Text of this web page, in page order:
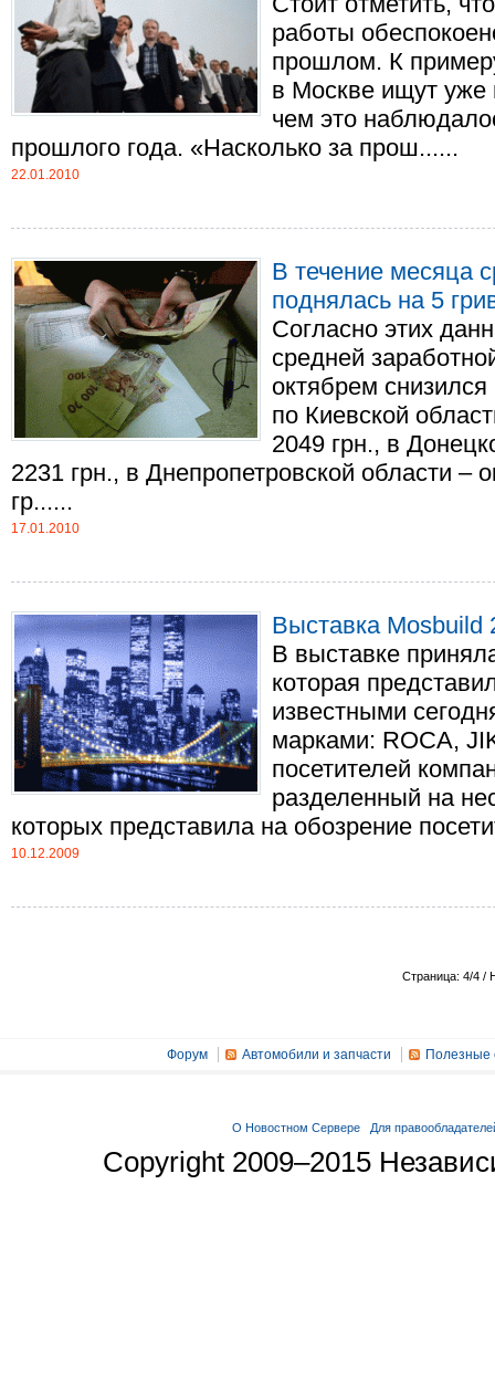
работы
прошлом. К
в Москве ищут уже
чем это
прошлого года. «Насколько за прош......
22.01.2010
В течение месяца
поднялась на 5
Согласно этих
средней
октябрем
по Киевской
2049 грн., в
2231 грн., в Днепропетровской области –
гр......
17.01.2010
Выставка Mosbuild
В выставке
которая
известными
марками: ROCA,
посетителей
разделенный на
которых представила на обозрение
10.12.2009
Страница: 4/4 /
Форум Автомобили и запчасти Полезные
О Новостном Сервере Для
Copyright 2009–2015